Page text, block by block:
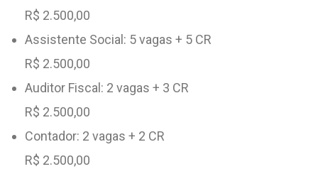
R$ 2.500,00
Assistente Social: 5 vagas + 5 CR
R$ 2.500,00
Auditor Fiscal: 2 vagas + 3 CR
R$ 2.500,00
Contador: 2 vagas + 2 CR
R$ 2.500,00